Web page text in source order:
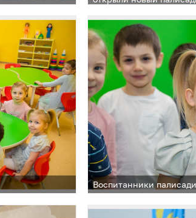
Воспитанники